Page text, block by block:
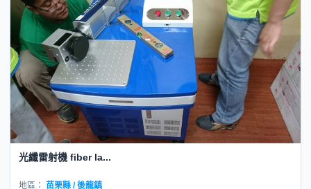
光纖雷射機 fiber la...
地區： 苗栗縣 / 後龍鎮